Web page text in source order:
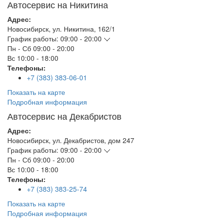
Автосервис на Никитина
Адрес:
Новосибирск, ул. Никитина, 162/1
График работы: 09:00 - 20:00
Пн - Сб 09:00 - 20:00
Вс 10:00 - 18:00
Телефоны:
+7 (383) 383-06-01
Показать на карте
Подробная информация
Автосервис на Декабристов
Адрес:
Новосибирск, ул. Декабристов, дом 247
График работы: 09:00 - 20:00
Пн - Сб 09:00 - 20:00
Вс 10:00 - 18:00
Телефоны:
+7 (383) 383-25-74
Показать на карте
Подробная информация